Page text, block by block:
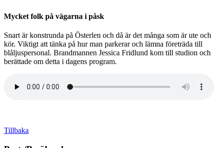
Mycket folk på vägarna i påsk
Snart är konstrunda på Österlen och då är det många som är ute och
kör. Viktigt att tänka på hur man parkerar och lämna företräda till
blåljuspersonal. Brandmannen Jessica Fridlund kom till studion och
berättade om detta i dagens program.
Tillbaka